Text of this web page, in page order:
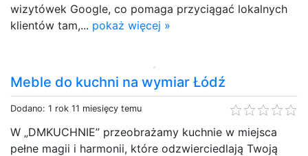
wizytówek Google, co pomaga przyciągać lokalnych
klientów tam,... pokaż więcej »
Meble do kuchni na wymiar Łódź
Dodano: 1 rok 11 miesięcy temu
W „DMKUCHNIE” przeobrażamy kuchnie w miejsca
pełne magii i harmonii, które odzwierciedlają Twoją